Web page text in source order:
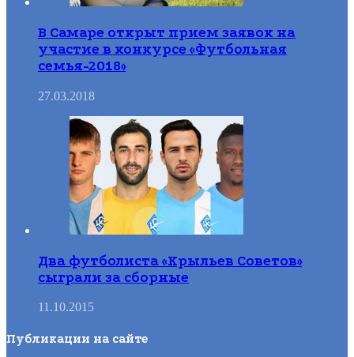
В Самаре открыт прием заявок на
участие в конкурсе «Футбольная
семья-2018»
27.03.2018
Два футболиста «Крыльев Советов»
сыграли за сборные
11.10.2015
Публикации на сайте